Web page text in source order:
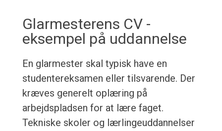
Glarmesterens CV -
eksempel på uddannelse
En glarmester skal typisk have en
studentereksamen eller tilsvarende. Der
kræves generelt oplæring på
arbejdspladsen for at lære faget.
Tekniske skoler og lærlingeuddannelser